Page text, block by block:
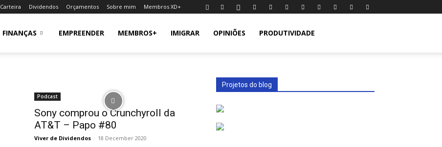
Carteira Dividendos Orçamentos Sobre mim Membros XD+
FINANÇAS EMPREENDER MEMBROS+ IMIGRAR OPINIÕES PRODUTIVIDADE
Podcast
Sony comprou o Crunchyroll da
AT&T – Papo #80
Viver de Dividendos - 18 December 2020
Projetos do blog